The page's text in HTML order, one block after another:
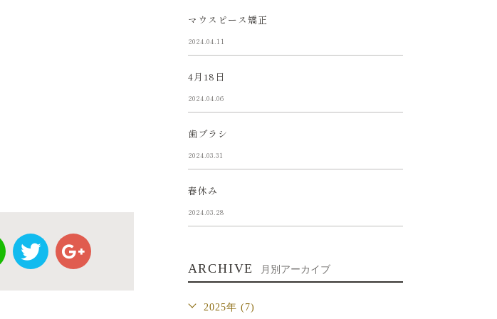
マウスピース矯正
2024.04.11
4月18日
2024.04.06
歯ブラシ
2024.03.31
春休み
2024.03.28
ARCHIVE 月別アーカイブ
2025年 (7)